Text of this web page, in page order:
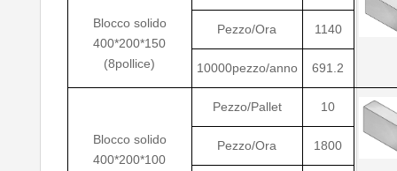
Blocco solido
400*200*150
(8pollice)
Pezzo/Ora 1140
10000pezzo/anno 691.2
Blocco solido
400*200*100
Pezzo/Pallet 10
Pezzo/Ora 1800